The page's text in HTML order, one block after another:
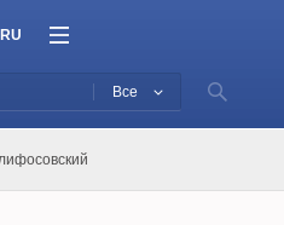
RU
Все